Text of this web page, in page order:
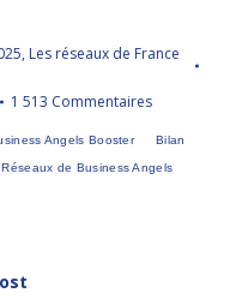
, Les réseaux de France
1 513 Commentaires
Angels Booster Bilan
Réseaux de Business Angels